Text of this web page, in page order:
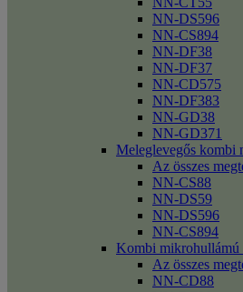
NN-DS596
NN-CS894
NN-DF38
NN-DF37
NN-CD575
NN-DF383
NN-GD38
NN-GD371
Meleglevegős kombi
Az összes
NN-CS88
NN-DS59
NN-DS596
NN-CS894
Kombi mikrohullámú
Az összes
NN-CD88